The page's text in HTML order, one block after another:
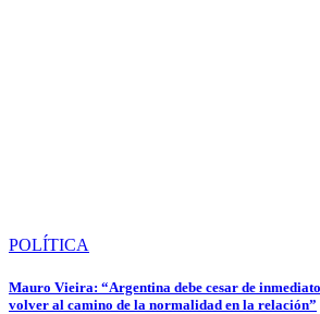
POLÍTICA
Mauro Vieira: “Argentina debe cesar de
volver al camino de la normalidad en la relación”